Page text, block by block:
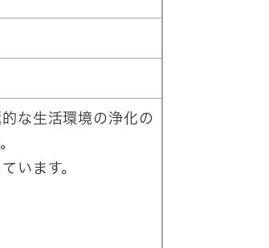
な生活環境の浄化の
います。